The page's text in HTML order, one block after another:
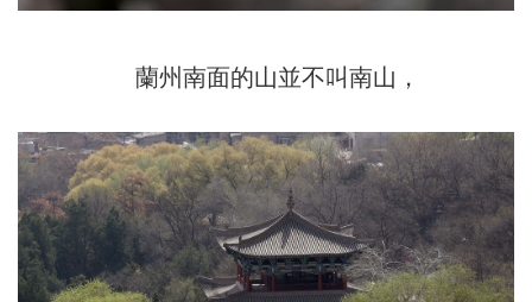
蘭州南面的山並不叫南山，